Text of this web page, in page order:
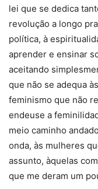
lei que se dedica
revolução a longo
política, à
aprender e ensinar
aceitando
que não se adequa
feminismo que não
endeuse a
meio caminho
onda, às mulheres
assunto, àquelas
que me deram um